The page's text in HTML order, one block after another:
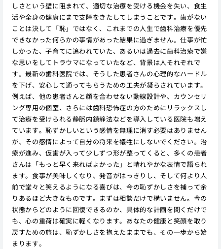
しさという壁に阻まれて、適切な治療を受ける機会を失い、食生
活や全身の健康にまで支障をきたしてしまうことです。歯がない
ことは決して「恥」ではなく、これまでの人生で歯科治療を優先
できなかった何らかの事情があった結果に過ぎません。仕事が忙
しかった、子育てに追われていた、あるいは過去に歯科治療で嫌
な思いをしてトラウマになっていたなど、背景は人それぞれで
す。最新の歯科医院では、そうした患者さんの心理的なハードル
を下げ、安心して通ってもらうための工夫が凝らされています。
例えば、他の患者さんと顔を合わせない動線設計や、カウンセリ
ング専用の個室、さらには歯科恐怖症の方のためにリラックスし
て治療を受けられる静脈内鎮静法などを導入している医院も増え
ています。恥ずかしいという感情を無理に消す必要はありません
が、その感情によって自分の将来を犠牲にしないでください。治
療が進み、仮歯が入って少しずつ形が整ってくると、多くの患者
さんは「もっと早く来ればよかった」と晴れやかな表情で語られ
ます。食事が美味しくなり、発音がはっきりし、そして何より人
前で堂々と笑えるようになる喜びは、今の恥ずかしさを補って余
りあるほど大きなものです。まずは相談だけで構いません。今の
状態からどのように回復できるのか、具体的な計画を聞くだけで
も、心の重荷は確実に軽くなります。あなたの健康と笑顔を取り
戻すための旅は、恥ずかしさを抱えたままでも、その一歩から始
まります。